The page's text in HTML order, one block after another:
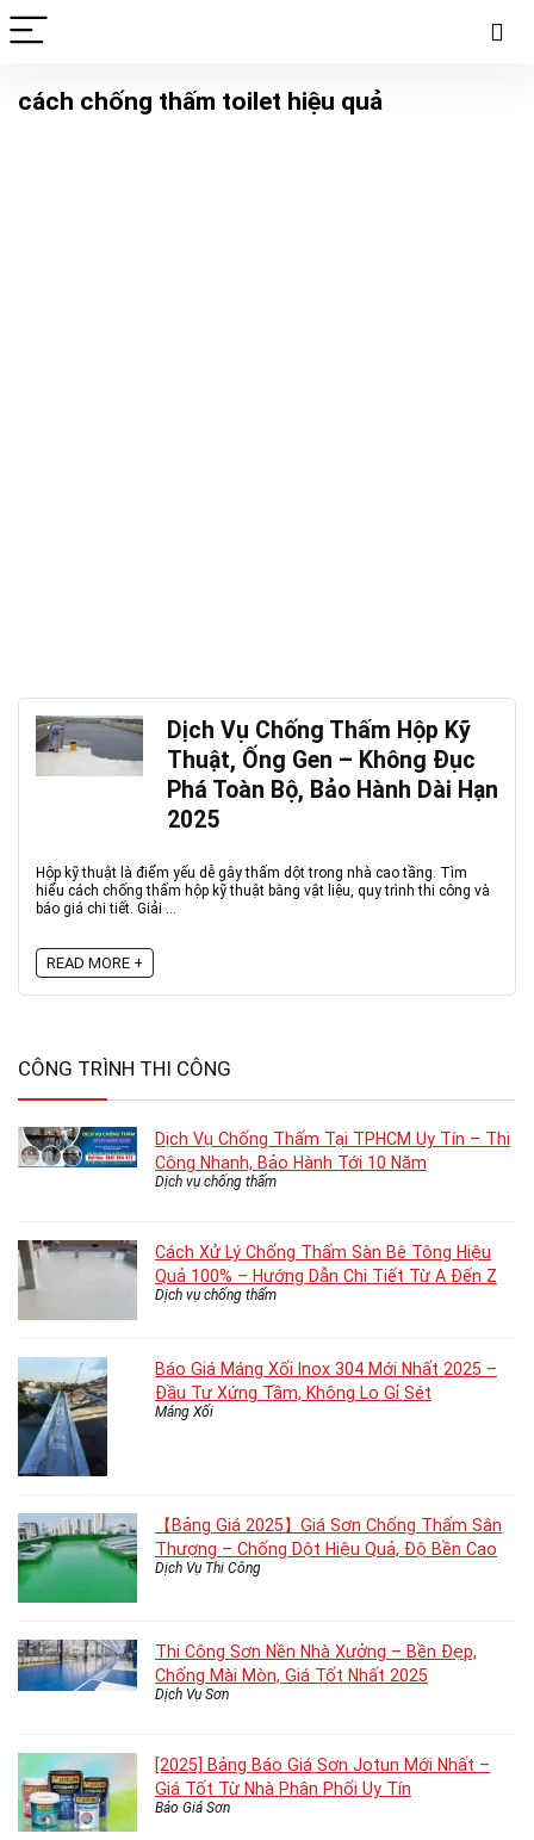
cách chống thấm toilet hiệu quả
Dịch Vụ Chống Thấm Hộp Kỹ
Thuật, Ống Gen – Không Đục
Phá Toàn Bộ, Bảo Hành Dài Hạn
2025
Hộp kỹ thuật là điểm yếu dễ gây thấm dột trong nhà cao tầng. Tìm
hiểu cách chống thấm hộp kỹ thuật bằng vật liệu, quy trình thi công và
báo giá chi tiết. Giải ...
READ MORE +
CÔNG TRÌNH THI CÔNG
Dịch Vụ Chống Thấm Tại TPHCM Uy Tín – Thi
Công Nhanh, Bảo Hành Tới 10 Năm
Dịch vụ chống thấm
Cách Xử Lý Chống Thấm Sàn Bê Tông Hiệu
Quả 100% – Hướng Dẫn Chi Tiết Từ A Đến Z
Dịch vụ chống thấm
Báo Giá Máng Xối Inox 304 Mới Nhất 2025 –
Đầu Tư Xứng Tầm, Không Lo Gỉ Sét
Máng Xối
【Bảng Giá 2025】Giá Sơn Chống Thấm Sân
Thượng – Chống Dột Hiệu Quả, Độ Bền Cao
Dịch Vụ Thi Công
Thi Công Sơn Nền Nhà Xưởng – Bền Đẹp,
Chống Mài Mòn, Giá Tốt Nhất 2025
Dịch Vụ Sơn
[2025] Bảng Báo Giá Sơn Jotun Mới Nhất –
Giá Tốt Từ Nhà Phân Phối Uy Tín
Báo Giá Sơn